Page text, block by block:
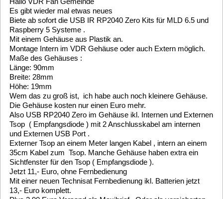
Plus 2,90 Euro Versand als Maxibrief . Oder als versicherten
Versand falls, gewünscht gegen Mehrpreis.
Alle IR USB RP2040 Zero Empfänger sind schon fertig
angelernt auf eine Technisat Fernbedienung , auch der Power
Button zum Einschalten des VDR,s.
Was aber jeder User selbst ganz einfach im MLD Web
Interface abändern kann. Das ist ganz easy gelöst in MLD 6.5
. Danke an die Entwickler von MLD 6.5
Im Anhang zwei Bilder des RP2040 Zero im Gehäuse
User Obelix aus dem yaVDR Forum war so nett und hat die
Gehäuse mit eigens Entwickelten Druckdaten auf einem 3 D
Drucker hergestellt.
Thilo , vielen Dank dafür.
-----------------------------------------------------
PS. Es gibt aber auch weniger gute Nachrichten
Ab Juli 2026 wird auf alle Sendungen aus China für jedes
Päckchen 3 Euro Zoll erhoben.
Evtl. muss an dem Auslieferer ( Hermes , DHL etc. ) des
Päckchens auch noch etwas bezahlt werden. Mal sehen ..
Danach wird wohl alles etwas teurer werden.
Siehe hier:https://www.inside-digital.de/news/3-euro-zusatz-
zoll-auf-alle-billig-pakete-aus-china
Zur Zeit habe ich noch 10 fertige Empfänger im neuen
Gehäuse vorrätig. Weitere 10 Zero,s sind in China bestellt und